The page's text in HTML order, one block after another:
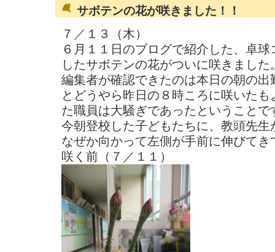
サボテンの花が咲きました！！
７／１３（木）
６月１１日のブログで紹介した、卓
したサボテンの花がついに咲きました
編集者が確認できたのは本日の朝の
とどうやら昨日の８時ころに咲いた
た職員は大騒ぎであったということで
今朝登校した子どもたちに、教頭先
なぜか向かって左側が手前に伸びて
咲く前（７／１１）